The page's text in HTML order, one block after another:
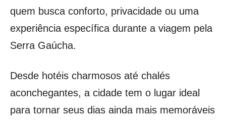
quem busca conforto, privacidade ou uma
experiência específica durante a viagem pela
Serra Gaúcha.
Desde hotéis charmosos até chalés
aconchegantes, a cidade tem o lugar ideal
para tornar seus dias ainda mais memoráveis